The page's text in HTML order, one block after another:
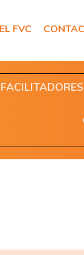
FVC
FACILITADORES